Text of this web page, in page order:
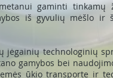
gaminti
iš gyvulių mėšlo ir
jėgainių technologinių
gamybos bei
ūkio transporte ir